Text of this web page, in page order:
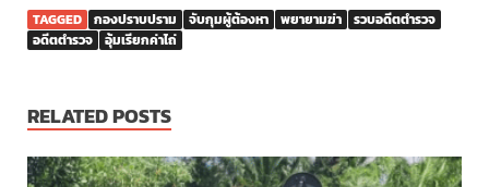
TAGGED กองปราบปราม จับกุมผู้ต้องหา พยายามฆ่า
รวบอดีตตำรวจ
อดีตตำรวจ
อุ้มเรียกค่าไถ่
RELATED POSTS